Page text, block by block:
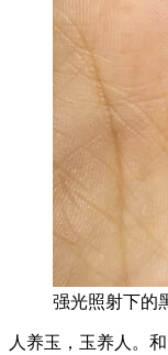
强光照射下的
人养玉，玉养人。